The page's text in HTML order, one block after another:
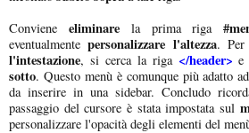
Conviene eliminare la prima riga
eventualmentepersonalizzare l'altezza. Per
l'intestazione, si cerca la riga</header> e
sotto. Questo menù è comunque più adatto
da inserire in una sidebar. Concludo
passaggio del cursore è stata impostata sul
personalizzare l'opacità degli elementi del